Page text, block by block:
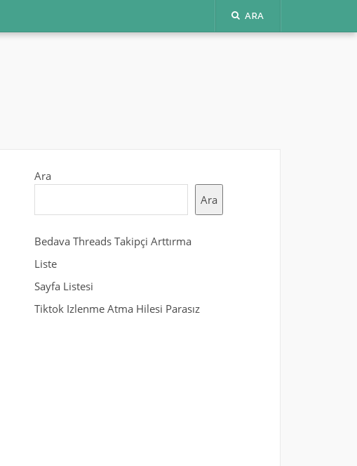
ARA
Ara
Ara
Bedava Threads Takipçi Arttırma
Liste
Sayfa Listesi
Tiktok Izlenme Atma Hilesi Parasız